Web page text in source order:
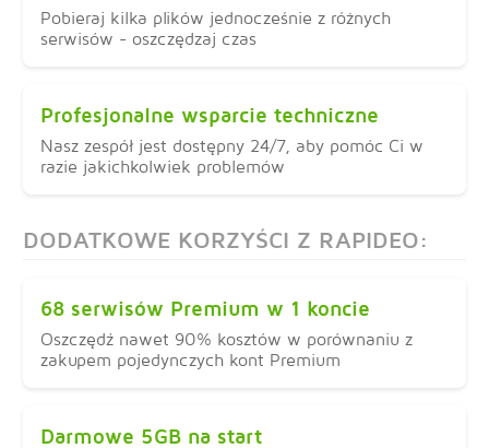
Pobieraj kilka plików jednocześnie z różnych
serwisów - oszczędzaj czas
Profesjonalne wsparcie techniczne
Nasz zespół jest dostępny 24/7, aby pomóc Ci w
razie jakichkolwiek problemów
DODATKOWE KORZYŚCI Z RAPIDEO:
68 serwisów Premium w 1 koncie
Oszczędź nawet 90% kosztów w porównaniu z
zakupem pojedynczych kont Premium
Darmowe 5GB na start